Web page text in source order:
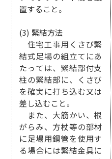
置すること。
(3) 緊結方法
住宅工事用くさび緊
結式足場の組立てにあ
たっては、緊結部付支
柱の緊結部に、くさび
を確実に打ち込む又は
差し込むこと。
また、大筋かい、根
がらみ、方杖等の部材
に足場用鋼管を使用す
る場合には緊結金具に